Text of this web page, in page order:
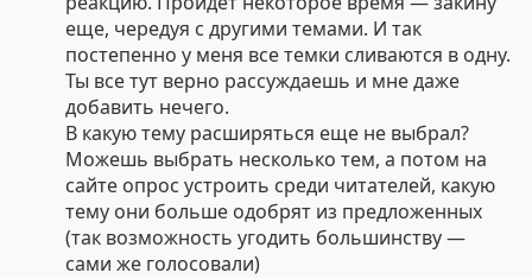
еще, чередуя с другими темами. И так
постепенно у меня все темки сливаются в одну.
Ты все тут верно рассуждаешь и мне даже
добавить нечего.
В какую тему расширяться еще не выбрал?
Можешь выбрать несколько тем, а потом на
сайте опрос устроить среди читателей, какую
тему они больше одобрят из предложенных
(так возможность угодить большинству —
сами же голосовали)